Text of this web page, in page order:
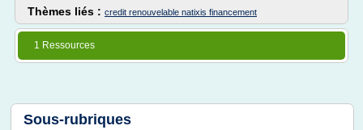
Thèmes liés : credit renouvelable natixis financement
1 Ressources
Sous-rubriques